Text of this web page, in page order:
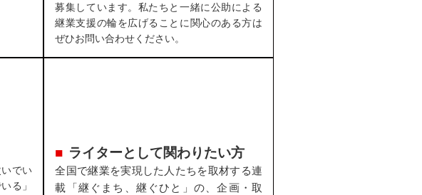
募集しています。私たちと一緒に公助による
継業支援の輪を広げることに関心のある方は
ぜひお問い合わせください。
でい
る」
ライターとして関わりたい方
全国で継業を実現した人たちを取材する連
載「継ぐまち、継ぐひと」の、企画・取